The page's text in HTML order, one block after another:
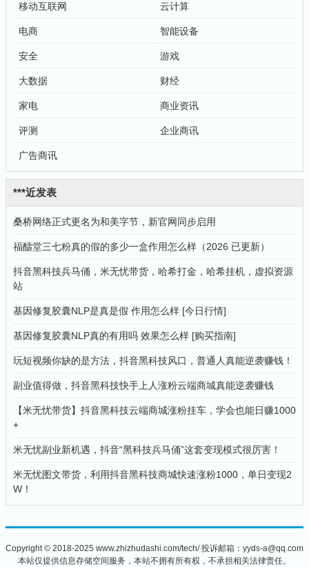
移动互联网 云计算
电商 智能设备
安全 游戏
大数据 财经
家电 商业资讯
评测 企业商讯
广告商讯
***近发表
桑桥网络正式更名为和美字节，新官网同步启用
福醻堂三七粉真的假的多少一盒作用怎么样（2026 已更新）
抖音黑科技兵马俑，米无忧带货，哈希打金，哈希挂机，虚拟资源
站
基因修复胶囊NLP是真是假 作用怎么样 [今日行情]
基因修复胶囊NLP真的有用吗 效果怎么样 [购买指南]
玩短视频你缺的是方法，抖音黑科技风口，普通人真能逆袭赚钱！
副业值得做，抖音黑科技快手上人涨粉云端商城真能逆袭赚钱
【米无忧带货】抖音黑科技云端商城涨粉挂车，学会也能日赚1000
+
米无忧副业新机遇，抖音“黑科技兵马俑”这套变现模式很厉害！
米无忧图文带货，利用抖音黑科技商城快速涨粉1000，单日变现2
W！
Copyright © 2018-2025 www.zhizhudashi.com/tech/ 投诉邮箱：yyds-a@qq.com
本站仅提供信息存储空间服务，本站不拥有所有权，不承担相关法律责任。